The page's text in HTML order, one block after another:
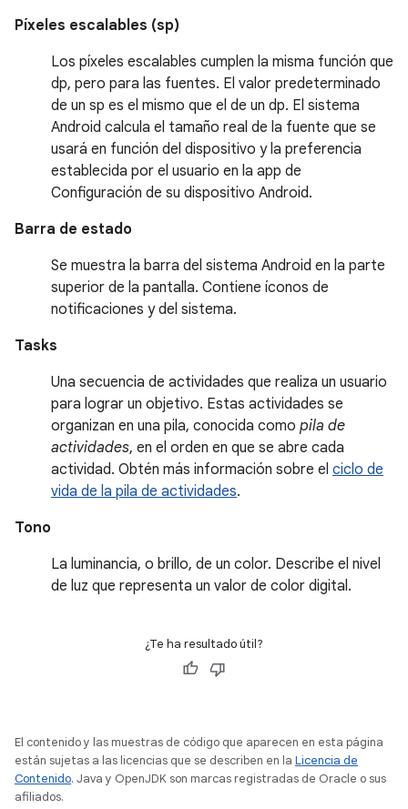
Píxeles escalables (sp)
Los píxeles escalables cumplen la misma función que
dp, pero para las fuentes. El valor predeterminado
de un sp es el mismo que el de un dp. El sistema
Android calcula el tamaño real de la fuente que se
usará en función del dispositivo y la preferencia
establecida por el usuario en la app de
Configuración de su dispositivo Android.
Barra de estado
Se muestra la barra del sistema Android en la parte
superior de la pantalla. Contiene íconos de
notificaciones y del sistema.
Tasks
Una secuencia de actividades que realiza un usuario
para lograr un objetivo. Estas actividades se
organizan en una pila, conocida como pila de
actividades, en el orden en que se abre cada
actividad. Obtén más información sobre el ciclo de
vida de la pila de actividades.
Tono
La luminancia, o brillo, de un color. Describe el nivel
de luz que representa un valor de color digital.
¿Te ha resultado útil?
El contenido y las muestras de código que aparecen en esta página
están sujetas a las licencias que se describen en la Licencia de
Contenido. Java y OpenJDK son marcas registradas de Oracle o sus
afiliados.